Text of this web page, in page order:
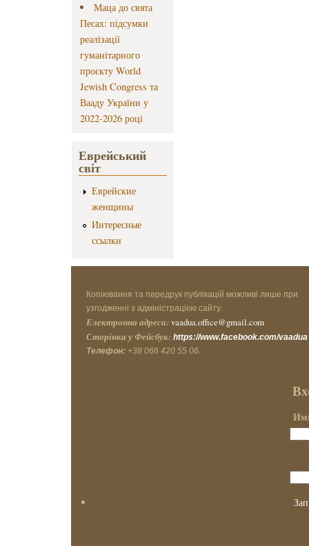
Маца до свята
Песах: підсумки
реалізації
гуманітарного
проєкту World
Jewish Congress та
Вааду України у
2022-2026 році
Еврейський
світ
Еврейские
женщины
Интересные
ссылки
Копіювання та передрук публікацій можливі лише при
узгодженні з адміністрацією сайту.
Електронна адреса: vaadua.office@gmail.com
Сторінка у Фейсбук: https://www.facebook.com/vaadua
Телефон: +38 066 420 55 06.